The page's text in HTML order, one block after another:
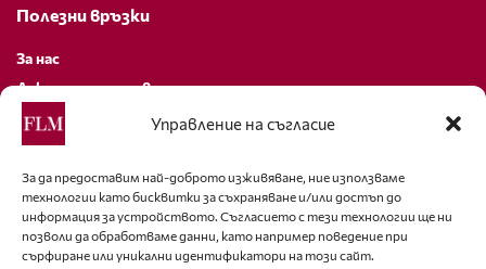
Управление на съгласие
За да предоставим най-доброто изживяване, ние използваме
технологии като бисквитки за съхраняване и/или достъп до
информация за устройството. Съгласието с тези технологии ще ни
позволи да обработваме данни, като например поведение при
сърфиране или уникални идентификатори на този сайт.
Полезни връзки
За нас
Декларация за поверителност
Политика за бисквитки
За контакти
editor@fashion-lifestyle.net
+359 88 227 33 47